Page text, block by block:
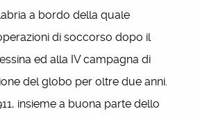
a bordo della quale
di soccorso dopo il
ed alla IV campagna di
del globo per oltre due anni.
insieme a buona parte dello